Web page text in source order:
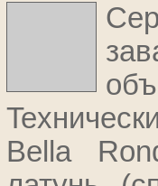
Bella